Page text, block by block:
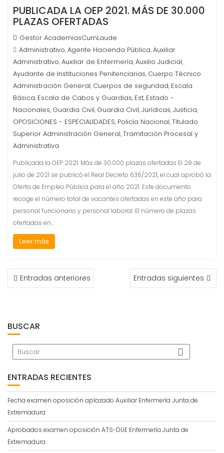
PUBLICADA LA OEP 2021. MÁS DE 30.000
PLAZAS OFERTADAS
Gestor AcademiasCumLaude
Administrativo,Agente Hacienda Pública,Auxiliar
Administrativo,Auxiliar de Enfermería,Auxilio Judicial,
Ayudante de Instituciones Penitenciarias, Cuerpo Técnico
Administración General, Cuerpos de seguridad, Escala
Básica, Escala de Cabos y Guardias, Est, Estado -
Nacionales, Guardia Civil, Guardia Civil,Jurídicas,Justicia,
OPOSICIONES - ESPECIALIDADES, Policía Nacional,Titulado
Superior Administración General,Tramitación Procesal y
Administrativa
Publicada la OEP 2021. Más de 30.000 plazas ofertadas El 28 de
julio de 2021 se publicó el Real Decreto 636/2021, el cual aprobó la
Oferta de Empleo Pública para el año 2021. Este documento
recoge el número total de vacantes ofertadas en este año para
personal funcionario y personal laboral. El número de plazas
ofertadas en…
Leer más
NAVEGACIÓN
DEEntradas anteriores Entradas siguientes
BUSCAR
ENTRADAS RECIENTES
Fecha examen oposición aplazado Auxiliar Enfermería Junta de
Extremadura
Aprobados examen oposición ATS-DUE Enfermería Junta de
Extremadura